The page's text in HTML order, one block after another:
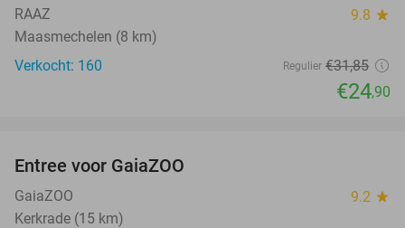
RAAZ 9.8 star
Maasmechelen (8 km)
Verkocht: 160
Regulier €31,85
€24,90
Entree voor GaiaZOO
GaiaZOO 9.2 star
Kerkrade (15 km)